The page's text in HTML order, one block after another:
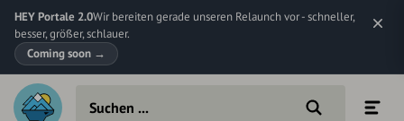
HEY Portale 2.0Wir bereiten gerade unseren Relaunch vor - schneller,
besser, größer, schlauer.
Coming soon →